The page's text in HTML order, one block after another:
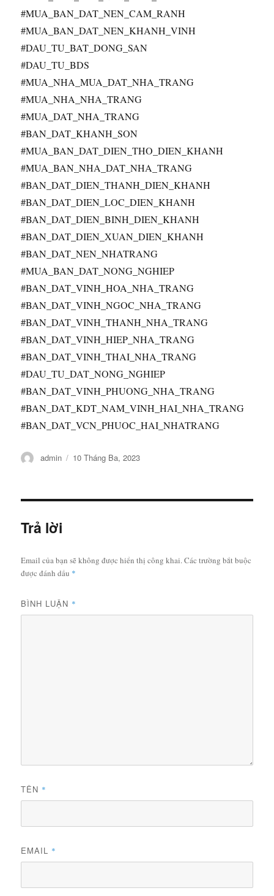
#MUA_BAN_DAT_NEN_CAM_RANH
#MUA_BAN_DAT_NEN_KHANH_VINH
#DAU_TU_BAT_DONG_SAN
#DAU_TU_BDS
#MUA_NHA_MUA_DAT_NHA_TRANG
#MUA_NHA_NHA_TRANG
#MUA_DAT_NHA_TRANG
#BAN_DAT_KHANH_SON
#MUA_BAN_DAT_DIEN_THO_DIEN_KHANH
#MUA_BAN_NHA_DAT_NHA_TRANG
#BAN_DAT_DIEN_THANH_DIEN_KHANH
#BAN_DAT_DIEN_LOC_DIEN_KHANH
#BAN_DAT_DIEN_BINH_DIEN_KHANH
#BAN_DAT_DIEN_XUAN_DIEN_KHANH
#BAN_DAT_NEN_NHATRANG
#MUA_BAN_DAT_NONG_NGHIEP
#BAN_DAT_VINH_HOA_NHA_TRANG
#BAN_DAT_VINH_NGOC_NHA_TRANG
#BAN_DAT_VINH_THANH_NHA_TRANG
#BAN_DAT_VINH_HIEP_NHA_TRANG
#BAN_DAT_VINH_THAI_NHA_TRANG
#DAU_TU_DAT_NONG_NGHIEP
#BAN_DAT_VINH_PHUONG_NHA_TRANG
#BAN_DAT_KDT_NAM_VINH_HAI_NHA_TRANG
#BAN_DAT_VCN_PHUOC_HAI_NHATRANG
Tác
admin
Đăng
10 Tháng Ba, 2023
Trả lời
Email của bạn sẽ không được hiển thị công khai.Các trường bắt buộc
được đánh dấu *
BÌNH LUẬN *
TÊN *
EMAIL *